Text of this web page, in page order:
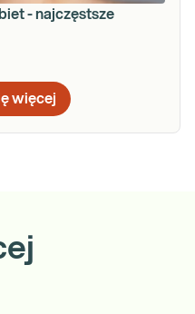
- najczęstsze
więcej